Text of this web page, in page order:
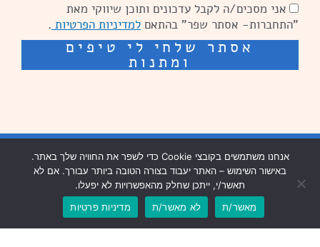
הסכמהאני מסכים/ה לקבל עדכונים ותוכן שיווקי מאת
"התחברות- אסתר שפר" בהתאם למדיניות הפרטיות .
אסתר שלחי לי טיפים
ומתנות
שיפור מהירות אתרים נזר מדיה
עיצוב וכתיבה שיווקית: פנדה תקשורת
אנחנו משתמשים בקובצי Cookie כדי לשפר את החוויה שלך באתר.
באישור השימוש – האתר יעבוד בצורה הטובה ביותר עבורך. אם לא
תאשר/י, ייתכן שחלק מהאפשרויות לא יפעלו.
מאשר/ת
לא מאשר/ת מדיניות פרטיות